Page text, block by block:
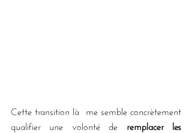
Cette transition là  me semble concrètement
qualifier une volonté de remplacer les